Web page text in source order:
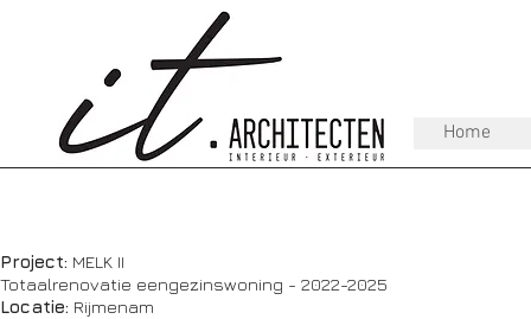
Home
Project: MELK II
Totaalrenovatie eengezinswoning - 2022-2025
Locatie: Rijmenam